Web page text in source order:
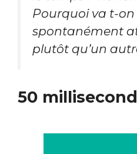
Pourquoi va t-on
spontanément
plutôt qu’un
50